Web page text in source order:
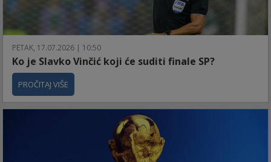
PETAK, 17.07.2026 | 10:50
Ko je Slavko Vinčić koji će suditi finale SP?
PROČITAJ VIŠE